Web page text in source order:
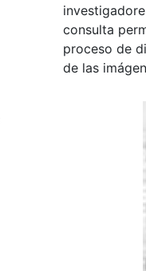
consulta
proceso de
de las